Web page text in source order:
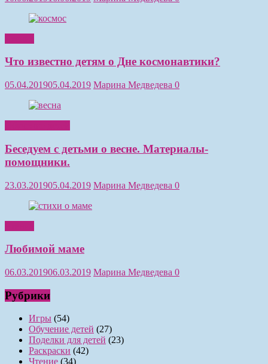
Что известно детям о Дне космонавтики?
05.04.201905.04.2019 Марина Медведева 0
Беседуем с детьми о весне. Материалы-
помощники.
23.03.201905.04.2019 Марина Медведева 0
Любимой маме
06.03.201906.03.2019 Марина Медведева 0
Рубрики
Игры (54)
Обучение детей (27)
Поделки для детей (23)
Раскраски (42)
Чтение (34)